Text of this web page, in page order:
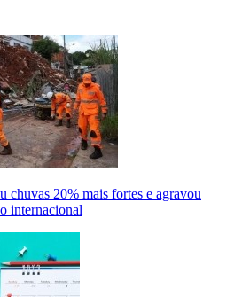
chuvas 20% mais fortes e agravou
internacional